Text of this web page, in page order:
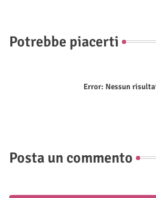
Potrebbe piacerti
Error: Nessun
Posta un commento